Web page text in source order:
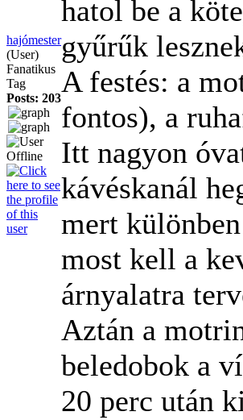
hajómester
(User)
Fanatikus
Tag
Posts: 203
hatol be a
gyűrűk
A festés: a
fontos), a
Itt nagyon
kávéskanál
mert
most kell a
árnyalatra
Aztán a
beledobok a
20 perc után